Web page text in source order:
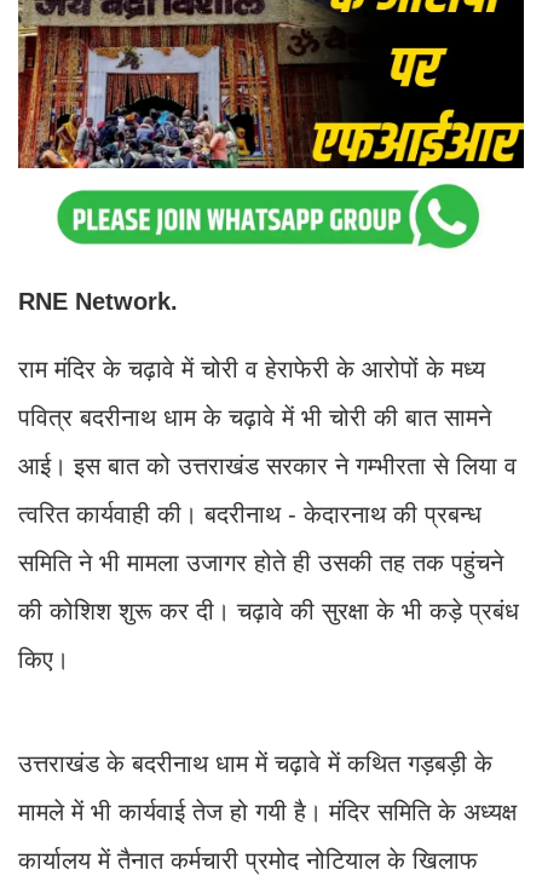
RNE Network.
राम मंदिर के चढ़ावे में चोरी व हेराफेरी के आरोपों के मध्य
पवित्र बदरीनाथ धाम के चढ़ावे में भी चोरी की बात सामने
आई। इस बात को उत्तराखंड सरकार ने गम्भीरता से लिया व
त्वरित कार्यवाही की। बदरीनाथ - केदारनाथ की प्रबन्ध
समिति ने भी मामला उजागर होते ही उसकी तह तक पहुंचने
की कोशिश शुरू कर दी। चढ़ावे की सुरक्षा के भी कड़े प्रबंध
किए।
उत्तराखंड के बदरीनाथ धाम में चढ़ावे में कथित गड़बड़ी के
मामले में भी कार्यवाई तेज हो गयी है। मंदिर समिति के अध्यक्ष
कार्यालय में तैनात कर्मचारी प्रमोद नोटियाल के खिलाफ